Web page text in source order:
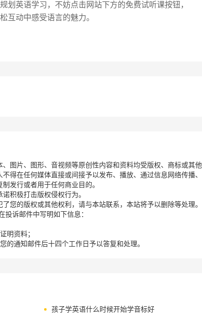
划英语学习，不妨点击网站下方的免费试听课按钮，
互动中感受语言的魅力。
图片、图形、音视频等原创性内容和资料均受版权、商标或其他
得在任何媒体直接或间接予以发布、播放、通过信息网络传播、
发行或者用于任何商业目的。
积极打击版权侵权行为。
您的版权或其他权利，请与本站联系，本站将予以删除等处理。
诉邮件中写明如下信息：
明资料；
的通知邮件后十四个工作日予以答复和处理。
孩子学英语什么时候开始学音标好